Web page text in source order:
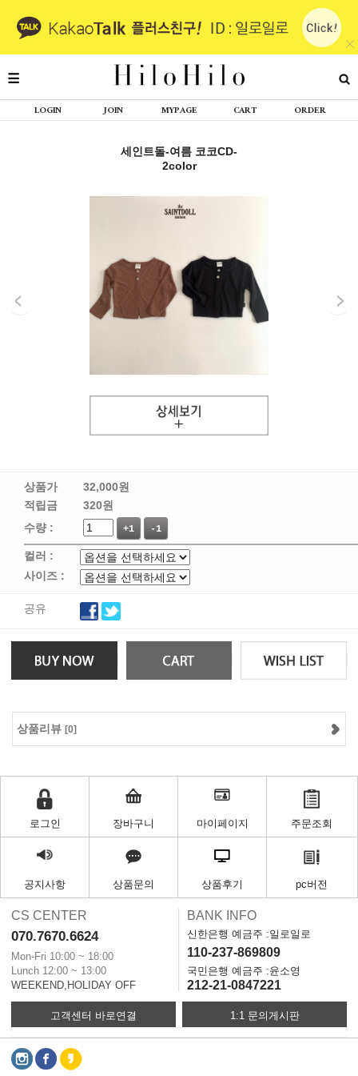
LOGIN JOIN MYPAGE CART ORDER
세인트돌-여름 코코CD-
2color
상품가 32,000원
적립금
320원
수량 :
+1 -1
컬러 :
사이즈 :
공유
상품리뷰 [0]
로그인 장바구니 마이페이지 주문조회
공지사항 상품문의 상품후기 pc버전
CS CENTER
070.7670.6624
Mon-Fri 10:00 ~ 18:00
Lunch 12:00 ~ 13:00
WEEKEND,HOLIDAY OFF
BANK INFO
신한은행 예금주 :일로일로
110-237-869809
국민은행 예금주 :윤소영
212-21-0847221
고객센터 바로연결 1:1 문의게시판